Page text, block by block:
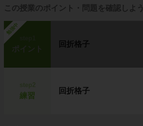
この授業のポイント・問題を確認しよう
勉強中
ポイント
回折格子
練習
回折格子